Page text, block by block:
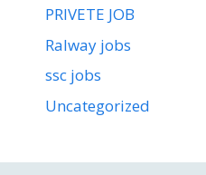
PRIVETE JOB
Ralway jobs
ssc jobs
Uncategorized